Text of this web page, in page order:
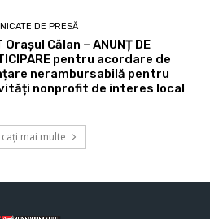
DE PRESĂ
Orașul Călan – ANUNȚ DE
pentru acordare de
nerambursabilă pentru
nonprofit de interes local
mai multe